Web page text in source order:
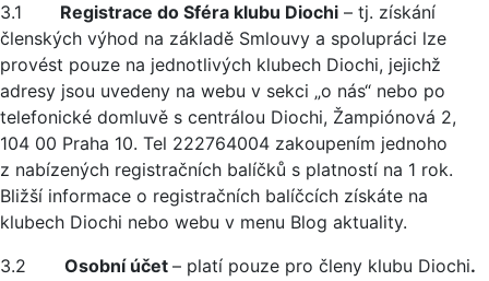
3.1 Registrace do Sféra klubu Diochi – tj. získání
členských výhod na základě Smlouvy a spolupráci lze
provést pouze na jednotlivých klubech Diochi, jejichž
adresy jsou uvedeny na webu v sekci „o nás“ nebo po
telefonické domluvě s centrálou Diochi, Žampiónová 2,
104 00 Praha 10. Tel 222764004 zakoupením jednoho
z nabízených registračních balíčků s platností na 1 rok.
Bližší informace o registračních balíčcích získáte na
klubech Diochi nebo webu v menu Blog aktuality.
3.2 Osobní účet – platí pouze pro členy klubu Diochi.